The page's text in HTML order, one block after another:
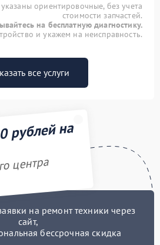
ориентировочные, без учета
стоимости запчастей.
на бесплатную диагностику.
и укажем на неисправность.
все услуги
рублей на
центра
на ремонт техники через
сайт,
бессрочная скидка